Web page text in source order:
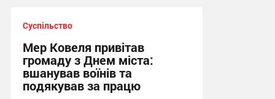
Суспільство
Мер Ковеля привітав
громаду з Днем міста:
вшанував воїнів та
подякував за працю